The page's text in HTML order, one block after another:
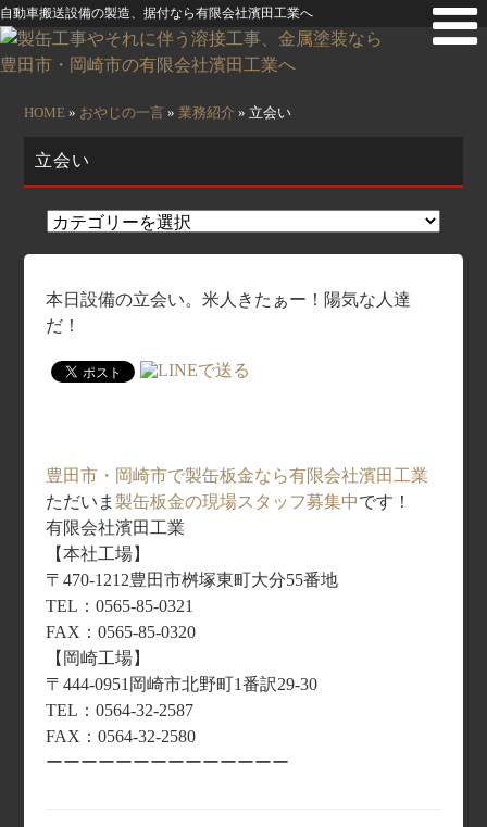
自動車搬送設備の製造、据付なら有限会社濱田工業へ
HOME » おやじの一言 »業務紹介 » 立会い
立会い
本日設備の立会い。米人きたぁー！陽気な人達
だ！
豊田市・岡崎市で製缶板金なら有限会社濱田工業
ただいま製缶板金の現場スタッフ募集中です！
有限会社濱田工業
【本社工場】
〒470-1212豊田市桝塚東町大分55番地
TEL：0565-85-0321
FAX：0565-85-0320
【岡崎工場】
〒444-0951岡崎市北野町1番訳29-30
TEL：0564-32-2587
FAX：0564-32-2580
ーーーーーーーーーーーーーー